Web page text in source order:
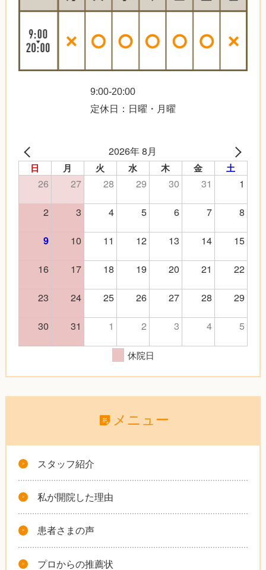
9:00-20:00
定休日：日曜・月曜
2026年 8月
日 月 火 水 木 金 土
26 27 28 29 30 31
1
2
3 4 5 6 7 8
9 10 11 12 13 14
15
16
17 18 19 20 21
22
23
24 25 26 27 28
29
30
31 1 2 3 4 5
休院日
メニュー
スタッフ紹介
私が開院した理由
患者さまの声
プロからの推薦状